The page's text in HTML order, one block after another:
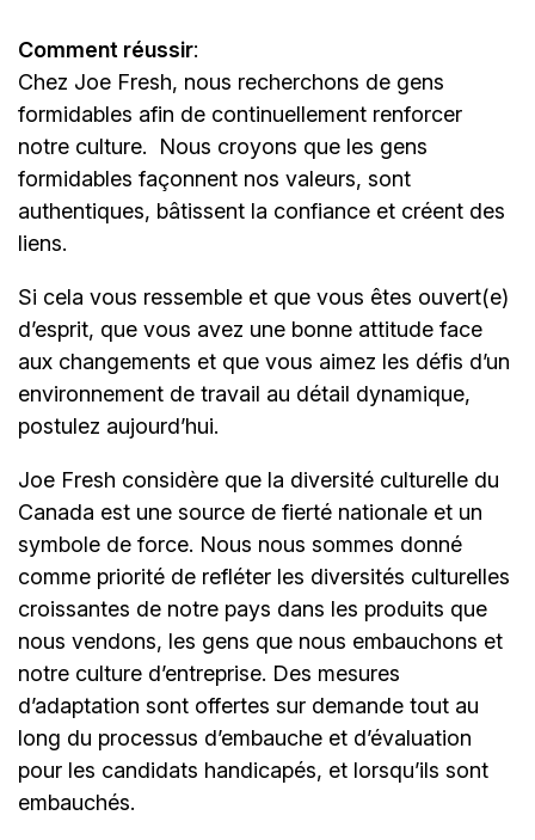
Comment réussir:
Chez Joe Fresh, nous recherchons de gens
formidables afin de continuellement renforcer
notre culture.
Nous croyons que les gens
formidables façonnent nos valeurs, sont
authentiques, bâtissent la confiance et créent des
liens.
Si cela vous ressemble et que vous êtes ouvert(e)
d’esprit, que vous avez une bonne attitude face
aux changements et que vous aimez les défis d’un
environnement de travail au détail dynamique,
postulez aujourd’hui.
Joe Fresh considère que la diversité culturelle du
Canada est une source de fierté nationale et un
symbole de force. Nous nous sommes donné
comme priorité de refléter les diversités culturelles
croissantes de notre pays dans les produits que
nous vendons, les gens que nous embauchons et
notre culture d’entreprise. Des mesures
d’adaptation sont offertes sur demande tout au
long du processus d’embauche et d’évaluation
pour les candidats handicapés, et lorsqu’ils sont
embauchés.